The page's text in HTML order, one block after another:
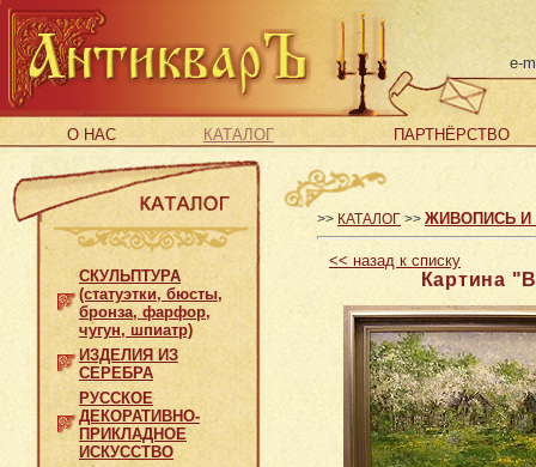
e-
О НАС КАТАЛОГ ПАРТНЁРСТВО
СКУЛЬПТУРА
(статуэтки, бюсты,
бронза, фарфор,
чугун, шпиатр)
ИЗДЕЛИЯ ИЗ
СЕРЕБРА
РУССКОЕ
ДЕКОРАТИВНО-
ПРИКЛАДНОЕ
ИСКУССТВО
>> КАТАЛОГ >> ЖИВОПИСЬ И
<< назад к списку
Картина